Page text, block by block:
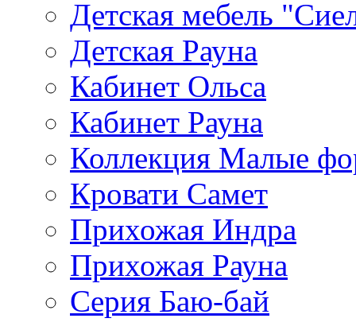
Детская мебель
Детская Рауна
Кабинет Ольса
Кабинет Рауна
Коллекция Малые
Кровати Самет
Прихожая Индра
Прихожая Рауна
Серия Баю-бай